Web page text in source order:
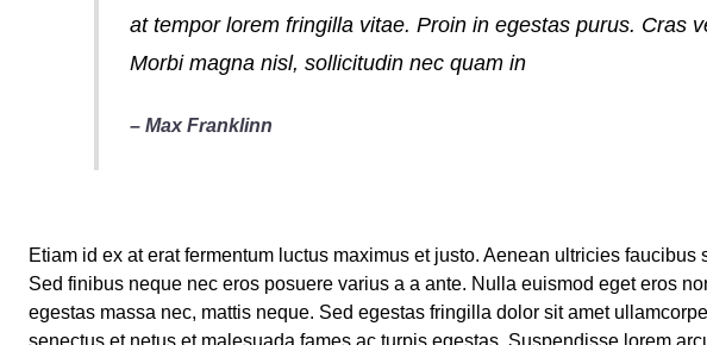
at tempor lorem fringilla vitae. Proin in egestas purus. Cras
Morbi magna nisl, sollicitudin nec quam in
– Max Franklinn
Etiam id ex at erat fermentum luctus maximus et justo. Aenean ultricies
Sed finibus neque nec eros posuere varius a a ante. Nulla euismod eget eros
egestas massa nec, mattis neque. Sed egestas fringilla dolor sit amet
senectus et netus et malesuada fames ac turpis egestas. Suspendisse lorem